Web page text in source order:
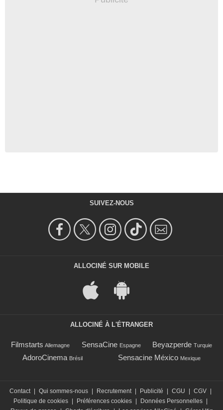
SUIVEZ-NOUS
ALLOCINÉ SUR MOBILE
ALLOCINÉ À L'ÉTRANGER
Filmstarts Allemagne SensaCine Espagne Beyazperde Turquie
AdoroCinema Brésil Sensacine México Mexique
Contact Qui sommes-nous Recrutement Publicité CGU CGV
Politique de cookies
Préférences cookies Données Personnelles